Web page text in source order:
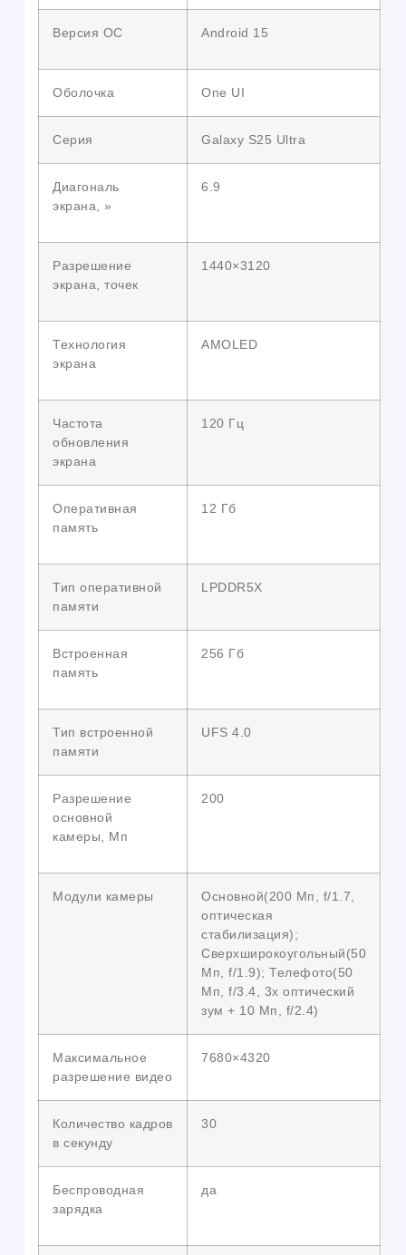
Версия ОС Android 15
Оболочка One UI
Серия Galaxy S25 Ultra
Диагональ
экрана, »
6.9
Разрешение
экрана, точек
1440×3120
Технология
экрана
AMOLED
Частота
обновления
экрана
120 Гц
Оперативная
память
12 Гб
Тип оперативной
памяти
LPDDR5X
Встроенная
память
256 Гб
Тип встроенной
памяти
UFS 4.0
Разрешение
основной
камеры, Мп
200
Модули камеры
Основной(200 Мп, f/1.7,
оптическая
стабилизация);
Сверхширокоугольный(50
Мп, f/1.9); Телефото(50
Мп, f/3.4, 3x оптический
зум + 10 Мп, f/2.4)
Максимальное
разрешение видео
7680×4320
Количество кадров
в секунду
30
Беспроводная
зарядка
да